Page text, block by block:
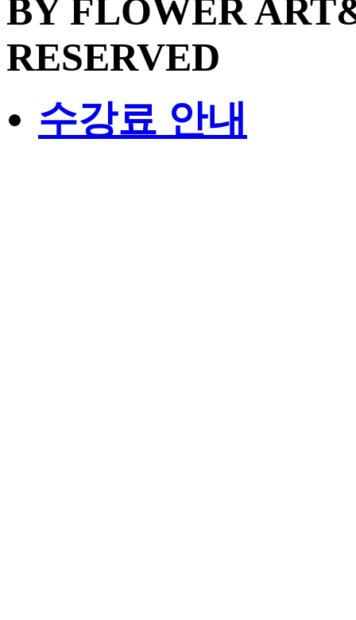
BY FLOWER
RESERVED
수강료 안내